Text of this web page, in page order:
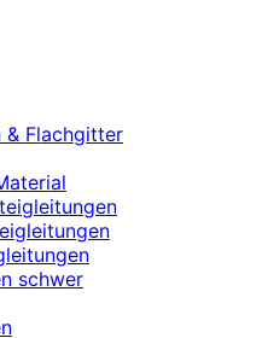
& Flachgitter
schwer